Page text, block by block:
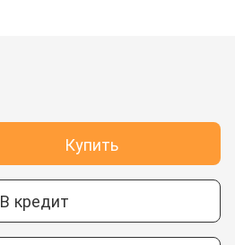
Купить
В кредит